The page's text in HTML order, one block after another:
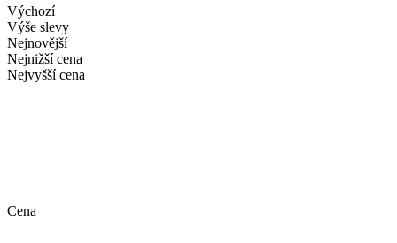
Výchozí
Výše slevy
Nejnovější
Nejnižší cena
Nejvyšší cena
Cena